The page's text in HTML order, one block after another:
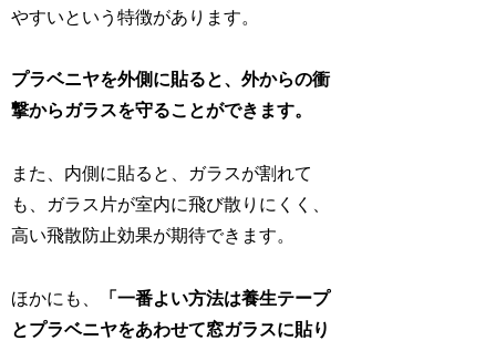
やすいという特徴があります。
プラベニヤを外側に貼ると、外からの衝
撃からガラスを守ることができます。
また、内側に貼ると、ガラスが割れて
も、ガラス片が室内に飛び散りにくく、
高い飛散防止効果が期待できます。
ほかにも、
「一番よい方法は養生テープ
とプラベニヤをあわせて窓ガラスに貼り